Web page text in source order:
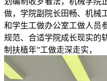
做，学院副院长田畅、机械
和学生工做办公室工做人员
规范、合适学院成长现实的
制扶植年”工做走深走实，